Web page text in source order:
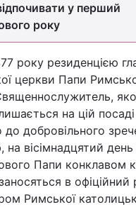
у перший
року
року резиденцією
церкви Папи
на цій
до добровільного
на вісімнадцятий день
Папи конклавом
в
Римської